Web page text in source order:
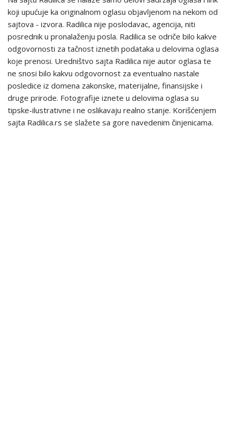
koji upućuje ka originalnom oglasu objavljenom na nekom od
sajtova - izvora. Radilica nije poslodavac, agencija, niti
posrednik u pronalaženju posla. Radilica se odriče bilo kakve
odgovornosti za tačnost iznetih podataka u delovima oglasa
koje prenosi. Uredništvo sajta Radilica nije autor oglasa te
ne snosi bilo kakvu odgovornost za eventualno nastale
posledice iz domena zakonske, materijalne, finansijske i
druge prirode. Fotografije iznete u delovima oglasa su
tipske-ilustrativne i ne oslikavaju realno stanje. Korišćenjem
sajta Radilica.rs se slažete sa gore navedenim činjenicama.